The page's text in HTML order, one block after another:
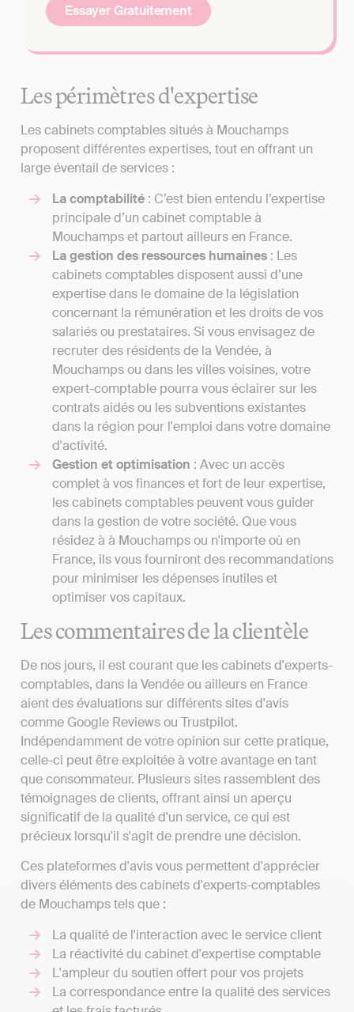
Essayer Gratuitement
Les périmètres d'expertise
Les cabinets comptables situés à Mouchamps
proposent différentes expertises, tout en offrant un
large éventail de services :
La comptabilité : C’est bien entendu l’expertise
principale d’un cabinet comptable à
Mouchamps et partout ailleurs en France.
La gestion des ressources humaines : Les
cabinets comptables disposent aussi d’une
expertise dans le domaine de la législation
concernant la rémunération et les droits de vos
salariés ou prestataires. Si vous envisagez de
recruter des résidents de la Vendée, à
Mouchamps ou dans les villes voisines, votre
expert-comptable pourra vous éclairer sur les
contrats aidés ou les subventions existantes
dans la région pour l'emploi dans votre domaine
d'activité.
Gestion et optimisation : Avec un accès
complet à vos finances et fort de leur expertise,
les cabinets comptables peuvent vous guider
dans la gestion de votre société. Que vous
résidez à à Mouchamps ou n'importe où en
France, ils vous fourniront des recommandations
pour minimiser les dépenses inutiles et
optimiser vos capitaux.
Les commentaires de la clientèle
De nos jours, il est courant que les cabinets d'experts-
comptables, dans la Vendée ou ailleurs en France
aient des évaluations sur différents sites d'avis
comme Google Reviews ou Trustpilot.
Indépendamment de votre opinion sur cette pratique,
celle-ci peut être exploitée à votre avantage en tant
que consommateur. Plusieurs sites rassemblent des
témoignages de clients, offrant ainsi un aperçu
significatif de la qualité d'un service, ce qui est
précieux lorsqu'il s'agit de prendre une décision.
Ces plateformes d'avis vous permettent d'apprécier
divers éléments des cabinets d'experts-comptables
de Mouchamps tels que :
La qualité de l'interaction avec le service client
La réactivité du cabinet d'expertise comptable
L'ampleur du soutien offert pour vos projets
La correspondance entre la qualité des services